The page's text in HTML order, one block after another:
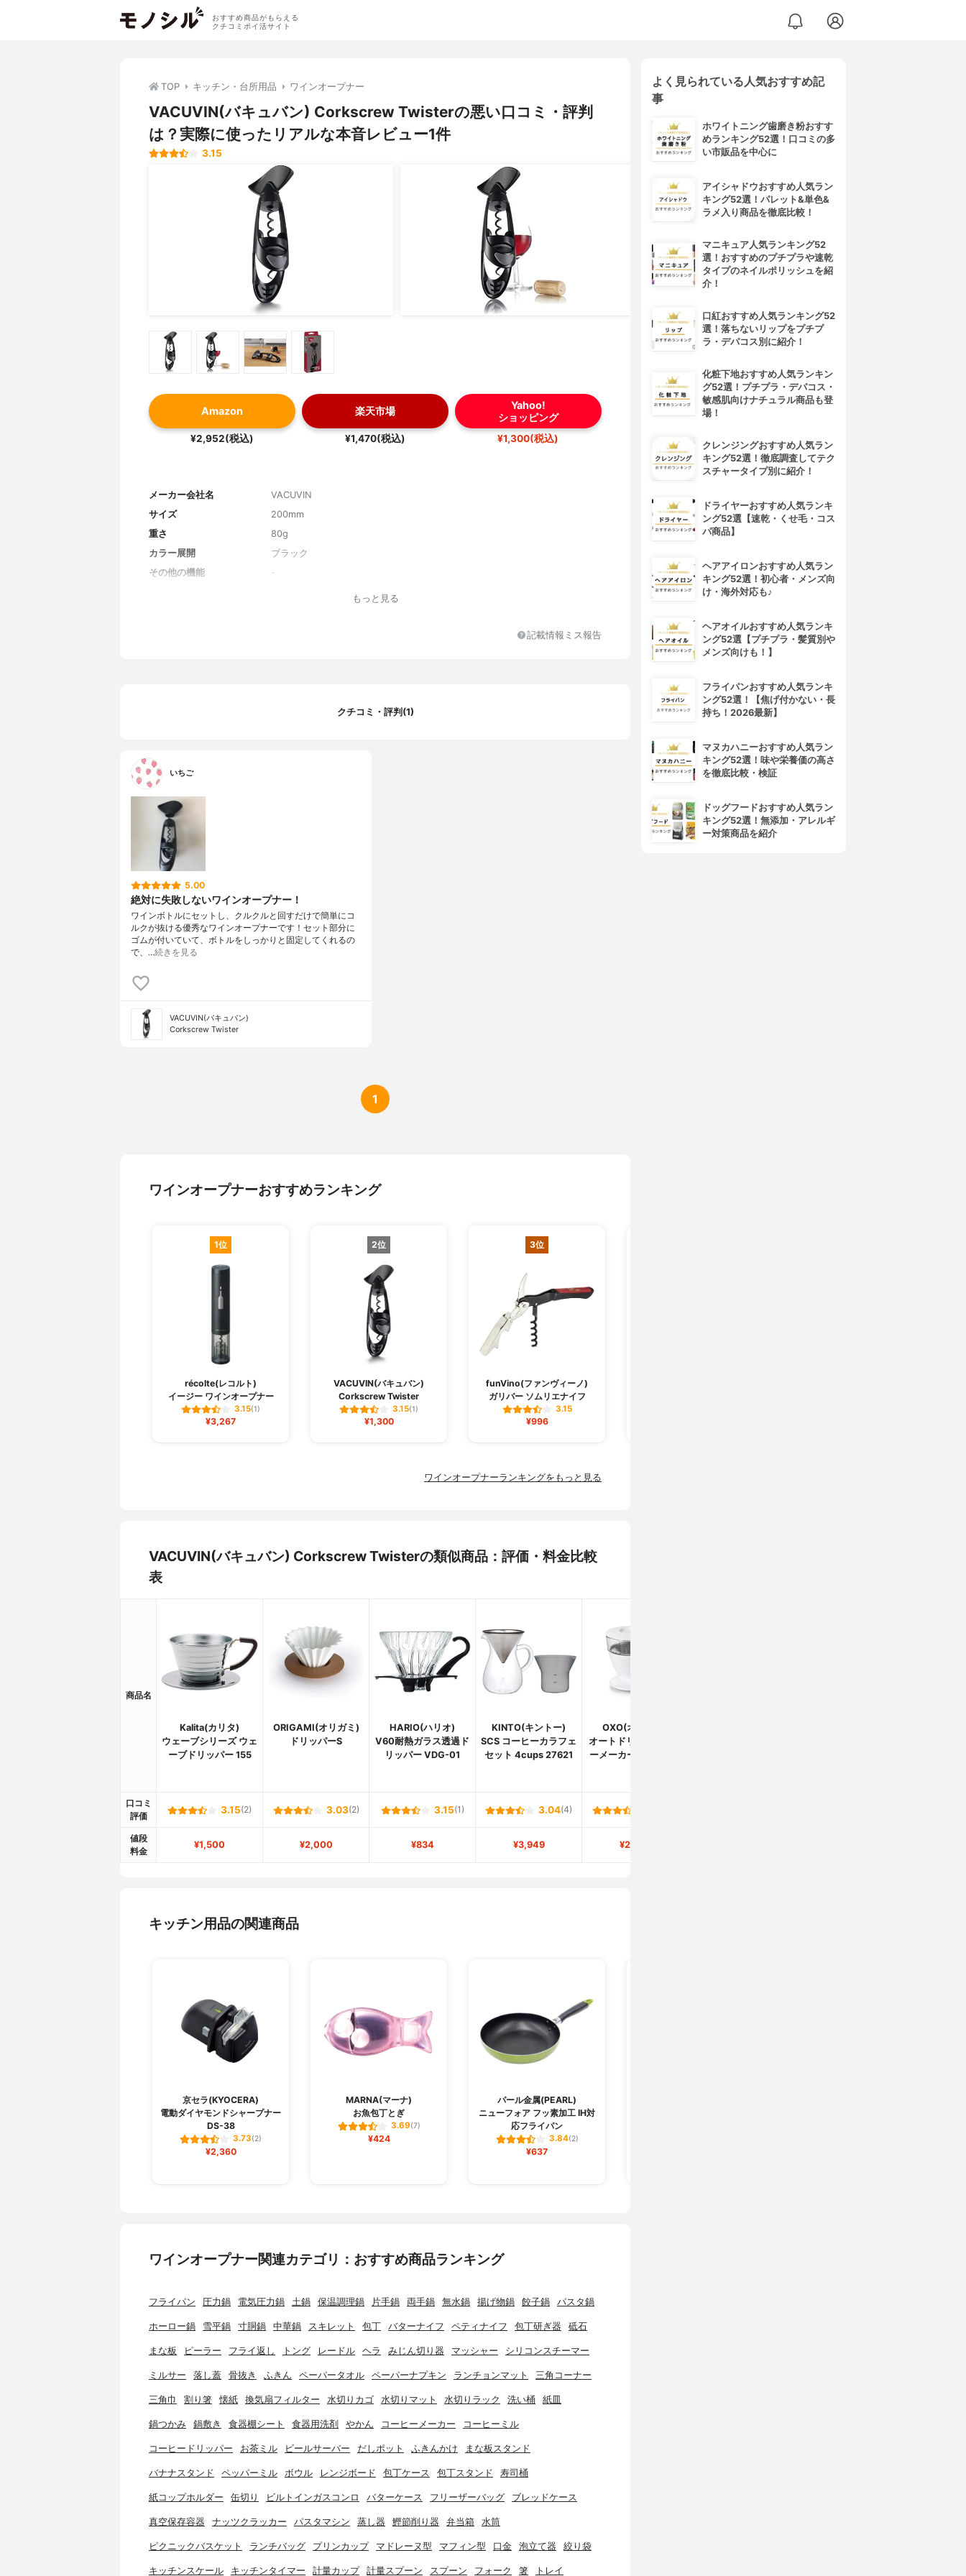
おすすめ商品がもらえる
クチコミポイ活サイト
TOP キッチン・台所用品 ワインオープナー
VACUVIN(バキュバン) Corkscrew Twisterの悪い口コミ・評判
は？実際に使ったリアルな本音レビュー1件
3.15
Amazon
¥2,952(税込)
楽天市場
¥1,470(税込)
Yahoo!
ショッピング
¥1,300(税込)
メーカー会社名
VACUVIN
サイズ
200mm
重さ
80g
カラー展開
ブラック
その他の機能
もっと見る
記載情報ミス報告
クチコミ・評判(1)
いちご
5.00
絶対に失敗しないワインオープナー！
ワインボトルにセットし、クルクルと回すだけで簡単にコ
ルクが抜ける優秀なワインオープナーです！セット部分に
ゴムが付いていて、ボトルをしっかりと固定してくれるの
で、…続きを見る
VACUVIN(バキュバン)
Corkscrew Twister
1
ワインオープナーおすすめランキング
1位
récolte(レコルト)
イージー ワインオープナー
3.15(1)
¥3,267
2位
VACUVIN(バキュバン)
Corkscrew Twister
3.15(1)
¥1,300
3位
funVino(ファンヴィーノ)
ガリバー ソムリエナイフ
3.15
¥996
ワインオープナーランキングをもっと見る
VACUVIN(バキュバン) Corkscrew Twisterの類似商品：評価・料金比較
表
商品名
Kalita(カリタ)
ウェーブシリーズ ウェ
ーブドリッパー 155
ORIGAMI(オリガミ)
ドリッパーS
HARIO(ハリオ)
V60耐熱ガラス透過ド
リッパー VDG-01
KINTO(キントー)
SCS コーヒーカラフェ
セット 4cups 27621
OXO(オクソー)
オートドリップコーヒ
ーメーカー 11180100
口コミ
評価
3.15(2) 3.03(2) 3.15(1) 3.04(4)
値段
料金
¥1,500 ¥2,000 ¥834 ¥3,949 ¥2,578
キッチン用品の関連商品
京セラ(KYOCERA)
電動ダイヤモンドシャープナー
DS-38
3.73(2)
¥2,360
MARNA(マーナ)
お魚包丁とぎ
3.69(7)
¥424
パール金属(PEARL)
ニューフォア フッ素加工 IH対
応フライパン
3.84(2)
¥637
ワインオープナー関連カテゴリ：おすすめ商品ランキング
フライパン 圧力鍋 電気圧力鍋 土鍋 保温調理鍋 片手鍋 両手鍋 無水鍋 揚げ物鍋 餃子鍋 パスタ鍋
ホーロー鍋 雪平鍋 寸胴鍋 中華鍋 スキレット 包丁 バターナイフ ペティナイフ 包丁研ぎ器 砥石
まな板 ピーラー フライ返し トング レードル ヘラ みじん切り器 マッシャー シリコンスチーマー
ミルサー 落し蓋 骨抜き ふきん ペーパータオル ペーパーナプキン ランチョンマット 三角コーナー
三角巾 割り箸 懐紙 換気扇フィルター 水切りカゴ 水切りマット 水切りラック 洗い桶 紙皿
鍋つかみ 鍋敷き 食器棚シート 食器用洗剤 やかん コーヒーメーカー コーヒーミル
コーヒードリッパー お茶ミル ビールサーバー だしポット ふきんかけ まな板スタンド
バナナスタンド ペッパーミル ボウル レンジボード 包丁ケース 包丁スタンド 寿司桶
紙コップホルダー 缶切り ビルトインガスコンロ バターケース フリーザーバッグ ブレッドケース
真空保存容器 ナッツクラッカー パスタマシン 蒸し器 鰹節削り器 弁当箱 水筒
ピクニックバスケット ランチバッグ プリンカップ マドレーヌ型 マフィン型 口金 泡立て器 絞り袋
キッチンスケール キッチンタイマー 計量カップ 計量スプーン スプーン フォーク 箸 トレイ
よく見られている人気おすすめ記
事
ホワイトニング歯磨き粉おすす
めランキング52選！口コミの多
い市販品を中心に
アイシャドウおすすめ人気ラン
キング52選！パレット&単色&
ラメ入り商品を徹底比較！
マニキュア人気ランキング52
選！おすすめのプチプラや速乾
タイプのネイルポリッシュを紹
介！
口紅おすすめ人気ランキング52
選！落ちないリップをプチプ
ラ・デパコス別に紹介！
化粧下地おすすめ人気ランキン
グ52選！プチプラ・デパコス・
敏感肌向けナチュラル商品も登
場！
クレンジングおすすめ人気ラン
キング52選！徹底調査してテク
スチャータイプ別に紹介！
ドライヤーおすすめ人気ランキ
ング52選【速乾・くせ毛・コス
パ商品】
ヘアアイロンおすすめ人気ラン
キング52選！初心者・メンズ向
け・海外対応も♪
ヘアオイルおすすめ人気ランキ
ング52選【プチプラ・髪質別や
メンズ向けも！】
フライパンおすすめ人気ランキ
ング52選！【焦げ付かない・長
持ち！2026最新】
マヌカハニーおすすめ人気ラン
キング52選！味や栄養価の高さ
を徹底比較・検証
ドッグフードおすすめ人気ラン
キング52選！無添加・アレルギ
ー対策商品を紹介